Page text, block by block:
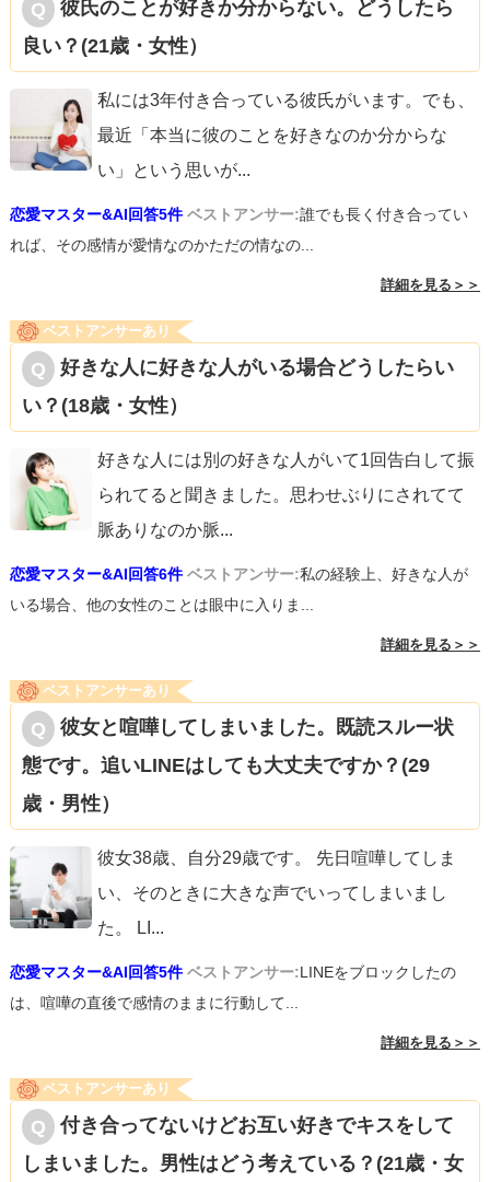
彼氏のことが好きか分からない。どうしたら
良い？(21歳・女性）
私には3年付き合っている彼氏がいます。でも、
最近「本当に彼のことを好きなのか分からな
い」という思いが...
恋愛マスター&AI回答5件 ベストアンサー:誰でも長く付き合ってい
れば、その感情が愛情なのかただの情なの...
詳細を見る＞＞
ベストアンサーあり
好きな人に好きな人がいる場合どうしたらい
い？(18歳・女性）
好きな人には別の好きな人がいて1回告白して振
られてると聞きました。思わせぶりにされてて
脈ありなのか脈...
恋愛マスター&AI回答6件 ベストアンサー:私の経験上、好きな人が
いる場合、他の女性のことは眼中に入りま...
詳細を見る＞＞
ベストアンサーあり
彼女と喧嘩してしまいました。既読スルー状
態です。追いLINEはしても大丈夫ですか？(29
歳・男性）
彼女38歳、自分29歳です。 先日喧嘩してしま
い、そのときに大きな声でいってしまいまし
た。 LI ...
恋愛マスター&AI回答5件 ベストアンサー:LINEをブロックしたの
は、喧嘩の直後で感情のままに行動して...
詳細を見る＞＞
ベストアンサーあり
付き合ってないけどお互い好きでキスをして
しまいました。男性はどう考えている？(21歳・女